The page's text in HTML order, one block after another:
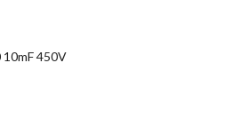
450V